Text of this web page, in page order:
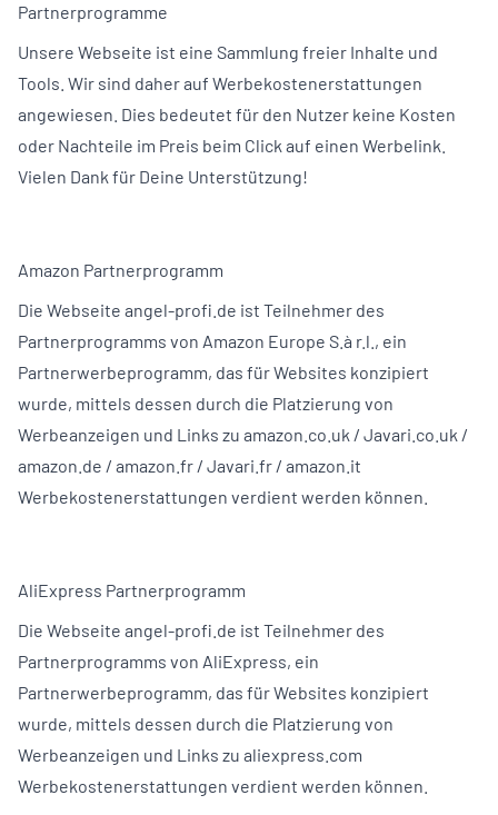
Partnerprogramme
Unsere Webseite ist eine Sammlung freier Inhalte und
Tools. Wir sind daher auf Werbekostenerstattungen
angewiesen. Dies bedeutet für den Nutzer keine Kosten
oder Nachteile im Preis beim Click auf einen Werbelink.
Vielen Dank für Deine Unterstützung!
Amazon Partnerprogramm
Die Webseite angel-profi.de ist Teilnehmer des
Partnerprogramms von Amazon Europe S.à r.l., ein
Partnerwerbeprogramm, das für Websites konzipiert
wurde, mittels dessen durch die Platzierung von
Werbeanzeigen und Links zu amazon.co.uk / Javari.co.uk /
amazon.de / amazon.fr / Javari.fr / amazon.it
Werbekostenerstattungen verdient werden können.
AliExpress Partnerprogramm
Die Webseite angel-profi.de ist Teilnehmer des
Partnerprogramms von AliExpress, ein
Partnerwerbeprogramm, das für Websites konzipiert
wurde, mittels dessen durch die Platzierung von
Werbeanzeigen und Links zu aliexpress.com
Werbekostenerstattungen verdient werden können.